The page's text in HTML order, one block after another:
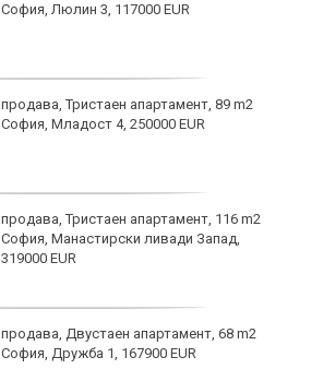
София, Люлин 3, 117000 EUR
продава, Тристаен апартамент, 89 m2
София, Младост 4, 250000 EUR
продава, Тристаен апартамент, 116 m2
София, Манастирски ливади Запад,
319000 EUR
продава, Двустаен апартамент, 68 m2
София, Дружба 1, 167900 EUR